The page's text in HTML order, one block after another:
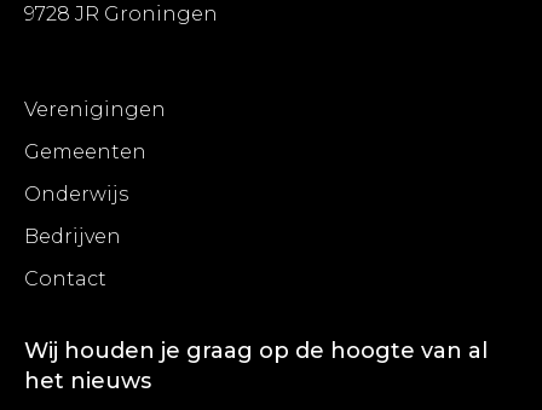
9728 JR Groningen
Verenigingen
Gemeenten
Onderwijs
Bedrijven
Contact
Wij houden je graag op de hoogte van al
het nieuws